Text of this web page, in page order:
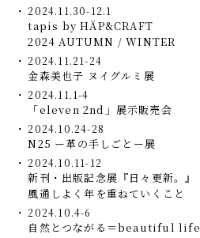
2024.11.30-12.1
tapis by HÄP&CRAFT
2024 AUTUMN / WINTER
2024.11.21-24
金森美也子 ヌイグルミ展
2024.11.1-4
「eleven 2nd」展示販売会
2024.10.24-28
N25 ー革の手しごとー展
2024.10.11-12
新刊・出版記念展『日々更新。』
風通しよく年を重ねていくこと
2024.10.4-6
自然とつながる＝beautiful life